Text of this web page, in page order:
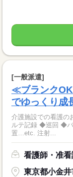
[一般派遣]
≪ブランク
でゆっくり成
介護施設での看護のお仕事です。 具体的
ルテ記録 ◆巡回 ◆バ
置…etc. 注射...
看護師・准
東京都小金